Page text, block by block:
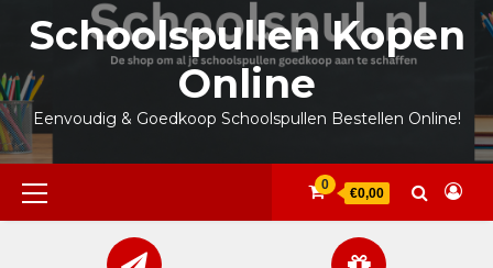
inhoud
Schoolspullen Kopen
Online
Eenvoudig & Goedkoop Schoolspullen Bestellen Online!
Primair
menu
0
€0,00